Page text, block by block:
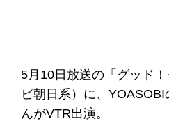
5月10日放送の「グッド
ビ朝日系）に、
んがVTR出演。